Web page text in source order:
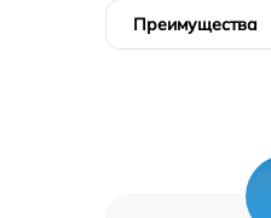
Преимущества